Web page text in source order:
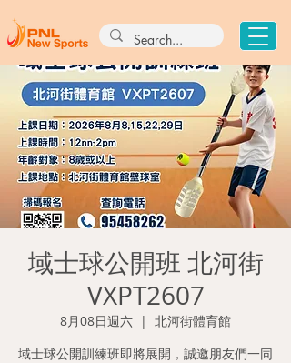
域士球公開班 北河街
VXPT2607
8月08日週六
  |
北河街體育館
域士球公開訓練班即將展開，誠邀朋友們一同